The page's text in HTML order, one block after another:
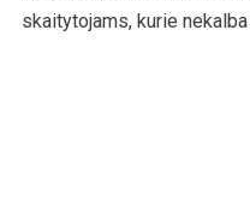
skaitytojams, kurie